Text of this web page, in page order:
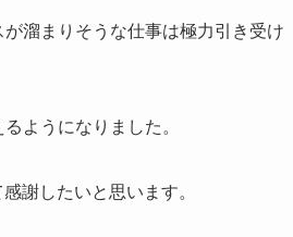
溜まりそうな仕事は極力引き受け
ようになりました。
謝したいと思います。